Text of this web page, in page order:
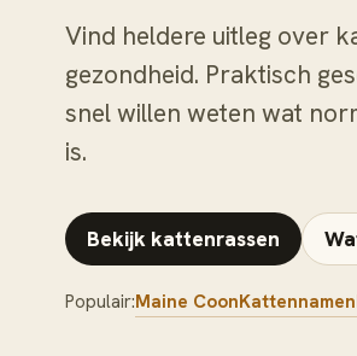
Vind heldere uitleg over
gezondheid. Praktisch
snel willen weten wat
is.
Bekijk kattenrassen
Populair:Maine CoonKattennamen